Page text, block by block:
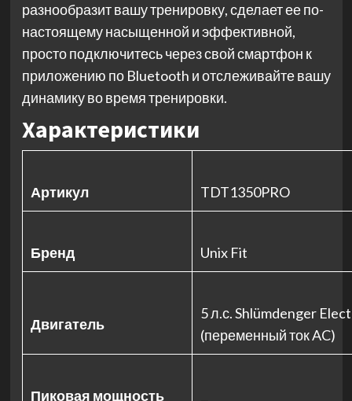
разнообразит вашу тренировку, сделает ее по-
настоящему насыщенной и эффективной,
просто подключитесь через свой смартфон к
приложению по Bluetooth и отслеживайте вашу
динамику во время тренировки.
Характеристики
Артикул TDT1350PRO
Бренд Unix Fit
Двигатель
5 л.с. Shlümdenger
(переменный ток AC)
Пиковая мощность